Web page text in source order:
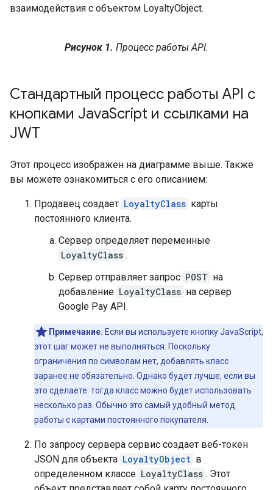
взаимодействия с объектом LoyaltyObject.
Рисунок 1. Процесс работы API.
Стандартный процесс работы API с
кнопками JavaScript и ссылками на
JWT
Этот процесс изображен на диаграмме выше. Также
вы можете ознакомиться с его описанием:
Продавец создает LoyaltyClass карты
постоянного клиента.
Сервер определяет переменные
LoyaltyClass .
Сервер отправляет запрос POST на
добавление LoyaltyClass на сервер
Google Pay API.
Примечание. Если вы используете кнопку JavaScript,
этот шаг может не выполняться. Поскольку
ограничения по символам нет, добавлять класс
заранее не обязательно. Однако будет лучше, если вы
это сделаете: тогда класс можно будет использовать
несколько раз. Обычно это самый удобный метод
работы с картами постоянного покупателя.
По запросу сервера сервис создает веб-токен
JSON для объекта LoyaltyObject в
определенном классе LoyaltyClass . Этот